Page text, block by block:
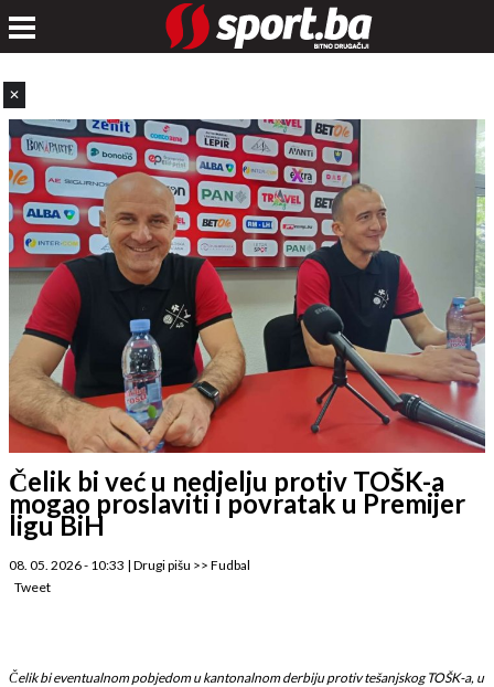
✕
Čelik bi već u nedjelju protiv TOŠK-a
mogao proslaviti i povratak u Premijer
ligu BiH
08. 05. 2026 - 10:33 | Drugi pišu >> Fudbal
Tweet
Čelik bi eventualnom pobjedom u kantonalnom derbiju protiv tešanjskog TOŠK-a, u